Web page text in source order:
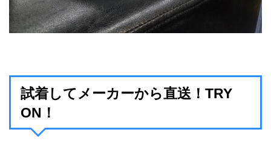
試着してメーカーから直送！TRY
ON！